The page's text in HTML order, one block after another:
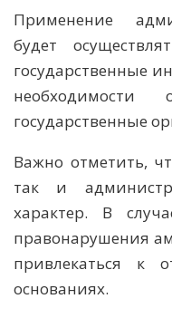
Применение
будет
государственные
государственные
Важно отметить,
так и
характер. В
правонарушения
привлекаться к
основаниях.